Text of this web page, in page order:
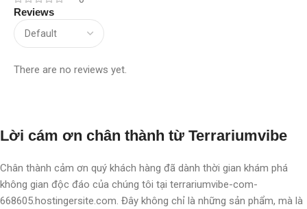
Reviews
There are no reviews yet.
Lời cám ơn chân thành từ Terrariumvibe
Chân thành cảm ơn quý khách hàng đã dành thời gian khám phá
không gian độc đáo của chúng tôi tại terrariumvibe-com-
668605.hostingersite.com. Đây không chỉ là những sản phẩm, mà là